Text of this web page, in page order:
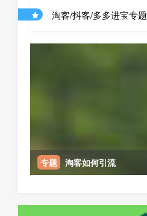
淘客/抖客/多多进宝专题
专题 淘客如何引流